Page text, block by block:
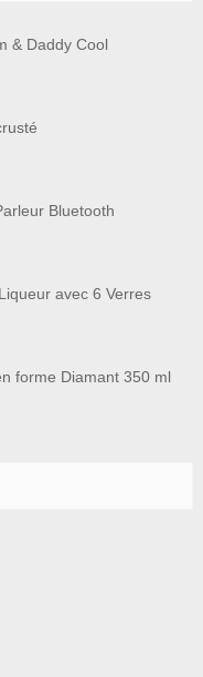
& Daddy Cool
Bluetooth
avec 6 Verres
forme Diamant 350 ml